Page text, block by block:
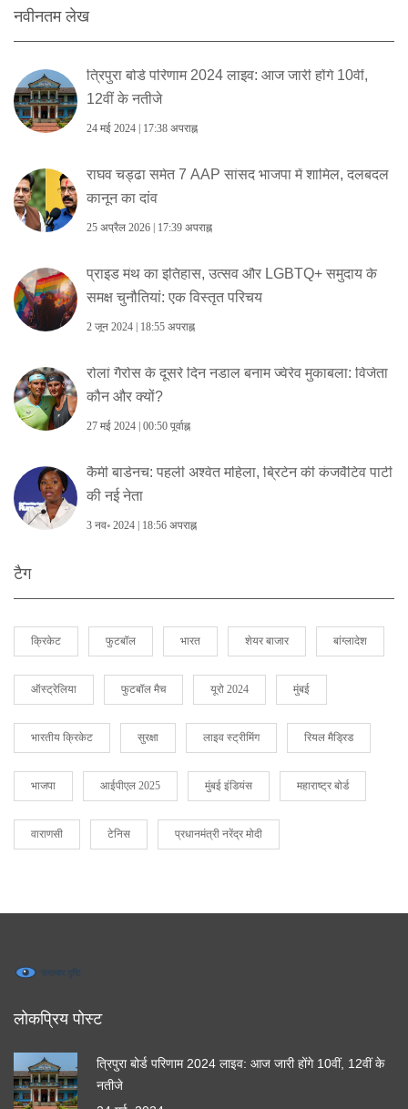
नवीनतम लेख
त्रिपुरा बोर्ड परिणाम 2024 लाइव: आज जारी होंगे 10वीं,
12वीं के नतीजे
24 मई 2024 | 17:38 अपराह्न
राघव चड्ढा समेत 7 AAP सांसद भाजपा में शामिल, दलबदल
कानून का दांव
25 अप्रैल 2026 | 17:39 अपराह्न
प्राइड मंथ का इतिहास, उत्सव और LGBTQ+ समुदाय के
समक्ष चुनौतियां: एक विस्तृत परिचय
2 जून 2024 | 18:55 अपराह्न
रोलां गैरोस के दूसरे दिन नडाल बनाम ज्वेरेव मुकाबला: विजेता
कौन और क्यों?
27 मई 2024 | 00:50 पूर्वाह्न
कैमी बाडेनच: पहली अश्वेत महिला, ब्रिटेन की कंजर्वेटिव पार्टी
की नई नेता
3 नव॰ 2024 | 18:56 अपराह्न
टैग
क्रिकेट फुटबॉल भारत शेयर बाजार बांग्लादेश
ऑस्ट्रेलिया फुटबॉल मैच यूरो 2024 मुंबई
भारतीय क्रिकेट सुरक्षा लाइव स्ट्रीमिंग रियल मैड्रिड
भाजपा आईपीएल 2025 मुंबई इंडियंस महाराष्ट्र बोर्ड
वाराणसी टेनिस प्रधानमंत्री नरेंद्र मोदी
लोकप्रिय पोस्ट
त्रिपुरा बोर्ड परिणाम 2024 लाइव: आज जारी होंगे 10वीं, 12वीं के
नतीजे